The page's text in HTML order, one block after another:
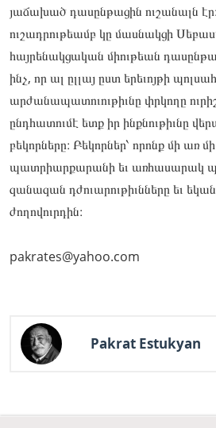
յաճախած դասընթացին ուշանալն
ուշադրութեամբ կը մասնակցի
հայրենակցական միութեան
ինչ, որ ալ ըլլայ ըստ երեւոյթի
արժանապատուութիւնը փրկողը
ընդհատումէ ետք իր ինքնութիւնը
բեկորները։ Բեկորներ՝ որոնք մի առ
պատրիարքարանի եւ առհասարակ
զանազան դժուարութիւնները եւ
ժողովուրդին։
pakrates@yahoo.com
Pakrat Estukyan